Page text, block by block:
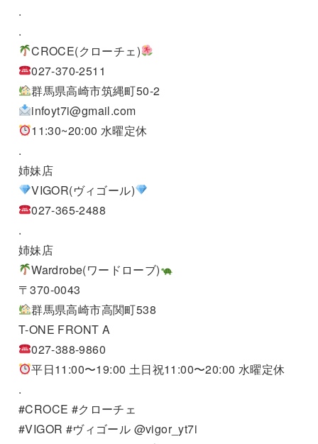
.
.
CROCE(クローチェ)
027-370-2511
群馬県高崎市筑縄町50-2
infoyt7i@gmail.com
11:30~20:00 水曜定休
.
姉妹店
VIGOR(ヴィゴール)
027-365-2488
.
姉妹店
Wardrobe(ワードローブ)
〒370-0043
群馬県高崎市高関町538
T-ONE FRONT A
027-388-9860
平日11:00〜19:00 土日祝11:00〜20:00 水曜定休
.
#CROCE #クローチェ
#VIGOR #ヴィゴール @vigor_yt7i